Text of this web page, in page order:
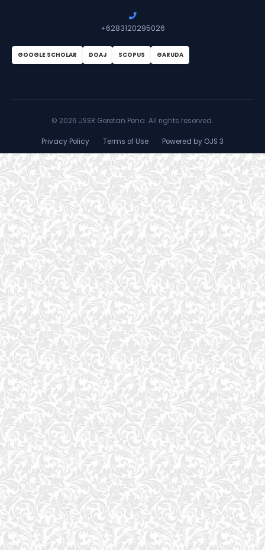
+6283120295026
GOOGLE SCHOLAR DOAJ SCOPUS GARUDA
© 2026 JSSR Goretan Pena. All rights reserved.
Privacy Policy Terms of Use Powered by OJS 3